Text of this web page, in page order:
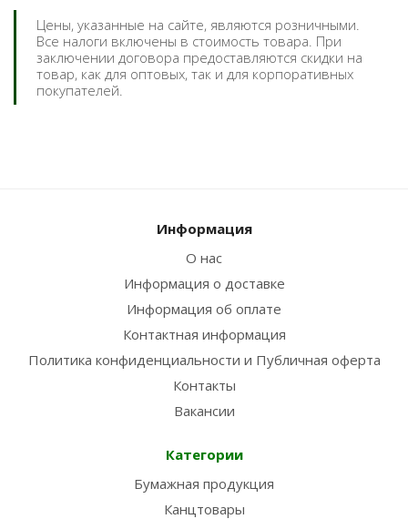
Цены, указанные на сайте, являются розничными.
Все налоги включены в стоимость товара. При
заключении договора предоставляются скидки на
товар, как для оптовых, так и для корпоративных
покупателей.
Информация
О нас
Информация о доставке
Информация об оплате
Контактная информация
Политика конфиденциальности и Публичная оферта
Контакты
Вакансии
Категории
Бумажная продукция
Канцтовары